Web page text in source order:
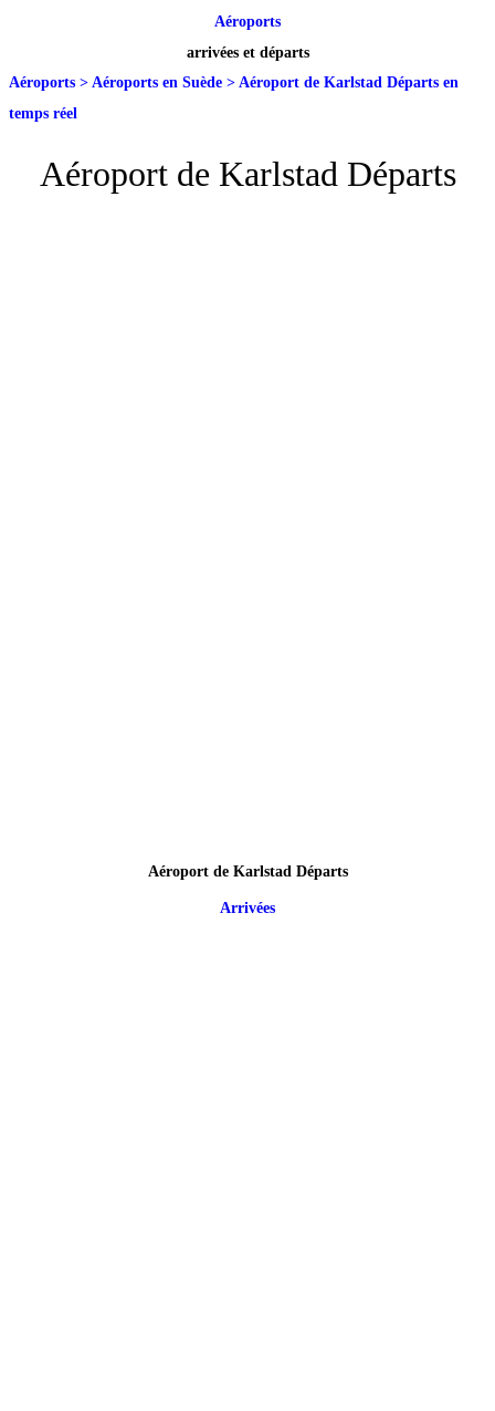
Aéroports
arrivées et départs
Aéroports > Aéroports en Suède > Aéroport de Karlstad Départs en
temps réel
Aéroport de Karlstad Départs
Aéroport de Karlstad Départs
Arrivées